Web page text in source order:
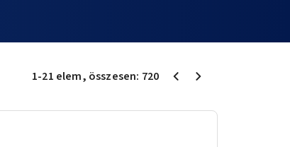
1-21 elem, összesen: 720